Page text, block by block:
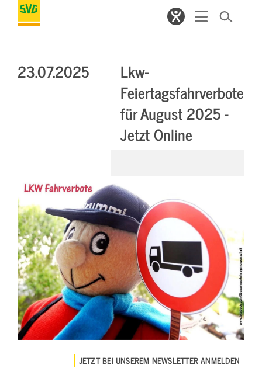
23.07.2025
Lkw-
Feiertagsfahrverbote
für August 2025 -
Jetzt Online
JETZT BEI UNSEREM NEWSLETTER ANMELDEN